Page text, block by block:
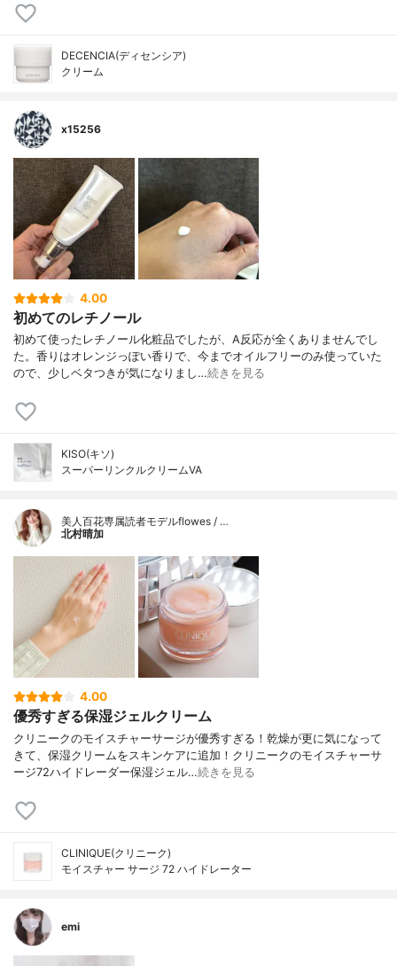
DECENCIA(ディセンシア)
クリーム
x15256
4.00
初めてのレチノール
初めて使ったレチノール化粧品でしたが、A反応が全くありませんでし
た。香りはオレンジっぽい香りで、今までオイルフリーのみ使っていた
ので、少しベタつきが気になりまし…続きを見る
KISO(キソ)
スーパーリンクルクリームVA
美人百花専属読者モデルflowes / …
北村晴加
4.00
優秀すぎる保湿ジェルクリーム
クリニークのモイスチャーサージが優秀すぎる！乾燥が更に気になって
きて、保湿クリームをスキンケアに追加！クリニークのモイスチャーサ
ージ72ハイドレーダー保湿ジェル…続きを見る
CLINIQUE(クリニーク)
モイスチャー サージ 72 ハイドレーター
emi